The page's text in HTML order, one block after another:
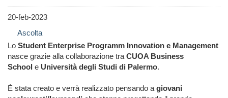
20-feb-2023
Ascolta
Lo Student Enterprise Programm Innovation e Management
nasce grazie alla collaborazione traCUOA Business
School e Università degli Studi di Palermo.
È stata creato e verrà realizzato pensando agiovani